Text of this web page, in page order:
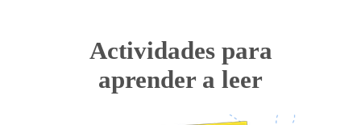
Actividades para
aprender a leer